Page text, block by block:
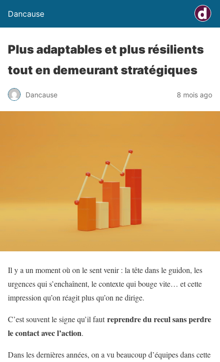
Dancause
Plus adaptables et plus résilients
tout en demeurant stratégiques
Dancause 8 mois ago
Il y a un moment où on le sent venir : la tête dans le guidon, les
urgences qui s’enchaînent, le contexte qui bouge vite… et cette
impression qu’on réagit plus qu’on ne dirige.
C’est souvent le signe qu’il fautreprendre du recul sans perdre
le contact avec l’action.
Dans les dernières années, on a vu beaucoup d’équipes dans cette